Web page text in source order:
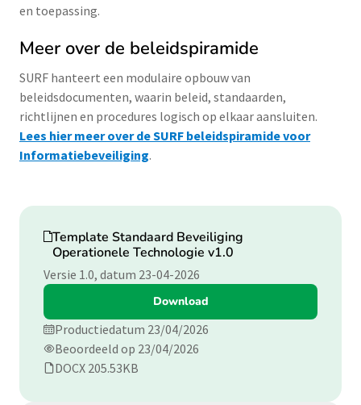
en toepassing.
Meer over de beleidspiramide
SURF hanteert een modulaire opbouw van
beleidsdocumenten, waarin beleid, standaarden,
richtlijnen en procedures logisch op elkaar aansluiten.
Lees hier meer over de SURF beleidspiramide voor
Informatiebeveiliging.
Download
Template Standaard Beveiliging
Operationele Technologie v1.0
Versie 1.0, datum 23-04-2026
Download
Productiedatum 23/04/2026
Beoordeeld op 23/04/2026
DOCX 205.53KB